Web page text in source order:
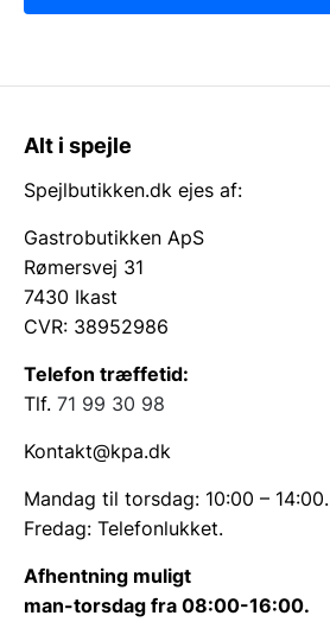
Alt i spejle
Spejlbutikken.dk ejes af:
Gastrobutikken ApS
Rømersvej 31
7430 Ikast
CVR: 38952986
Telefon træffetid:
Tlf. 71 99 30 98
Kontakt@kpa.dk
Mandag til torsdag: 10:00 – 14:00.
Fredag: Telefonlukket.
Afhentning muligt
man-torsdag fra 08:00-16:00.